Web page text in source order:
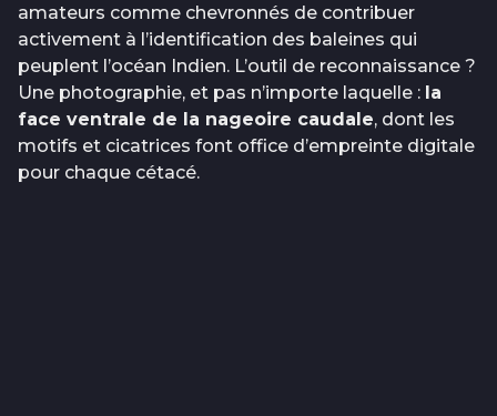
amateurs comme chevronnés de contribuer
activement à l’identification des baleines qui
peuplent l’océan Indien. L’outil de reconnaissance ?
Une photographie, et pas n’importe laquelle : la
face ventrale de la nageoire caudale, dont les
motifs et cicatrices font office d’empreinte digitale
pour chaque cétacé.